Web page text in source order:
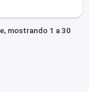
mostrando 1 a 30